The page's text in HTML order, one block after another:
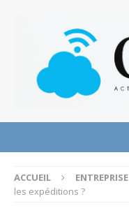
ACCUEIL ENTREPRISE
les expéditions ?